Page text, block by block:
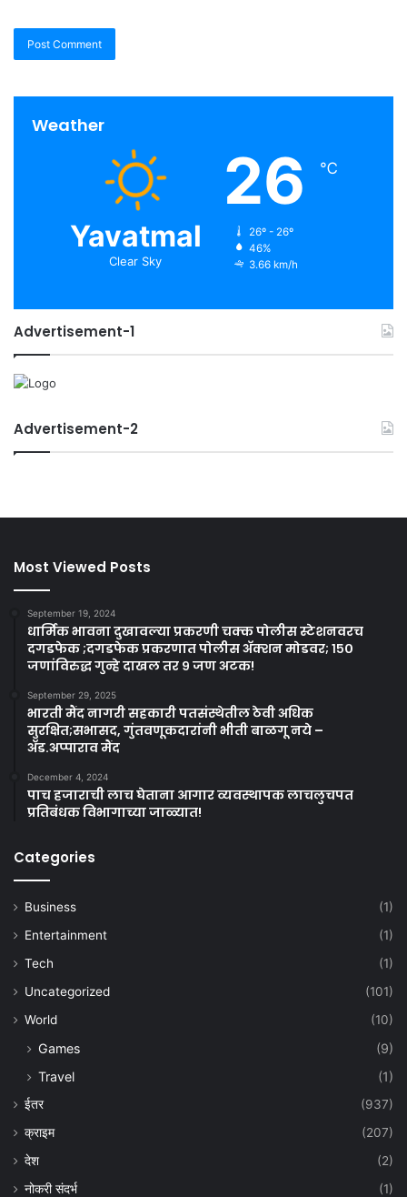
Weather
Yavatmal
Clear Sky
26 ℃
26º - 26º
46%
3.66 km/h
Advertisement-1
Advertisement-2
Most Viewed Posts
September 19, 2024
धार्मिक भावना दुखावल्या प्रकरणी चक्क पोलीस स्टेशनवरच
दगडफेक ;दगडफेक प्रकरणात पोलीस अ‍ॅक्शन मोडवर; १५०
जणांविरुद्ध गुन्हे दाखल तर ९ जण अटक!
September 29, 2025
भारती मैंद नागरी सहकारी पतसंस्थेतील ठेवी अधिक
सुरक्षित;सभासद, गुंतवणूकदारांनी भीती बाळगू नये –
ॲड.अप्पाराव मैंद
December 4, 2024
पाच हजाराची लाच घेताना आगार व्यवस्थापक लाचलुचपत
प्रतिबंधक विभागाच्या जाळ्यात!
Categories
Business
(1)
Entertainment
(1)
Tech
(1)
Uncategorized
(101)
World
(10)
Games
(9)
Travel
(1)
ईतर
(937)
क्राइम
(207)
देश
(2)
नोकरी संदर्भ
(1)